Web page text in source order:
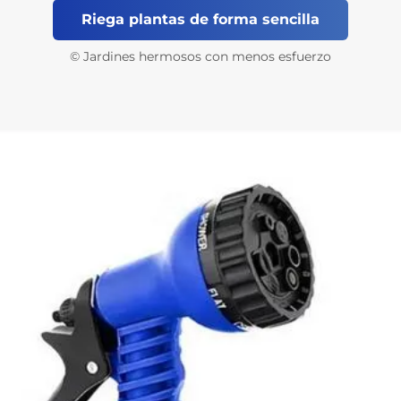
🚗 Chorro más fuerte para limpieza 🏡 Diferentes
Riega plantas de forma sencilla
© Jardines hermosos con menos esfuerzo